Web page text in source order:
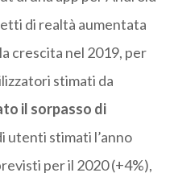
di realtà aumentata
crescita nel 2019, per
stimati da
il sorpasso di
utenti stimati l’anno
per il 2020 (+4%),